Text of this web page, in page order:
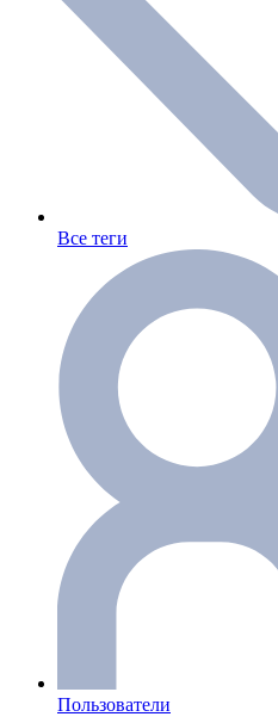
Все теги
Пользователи